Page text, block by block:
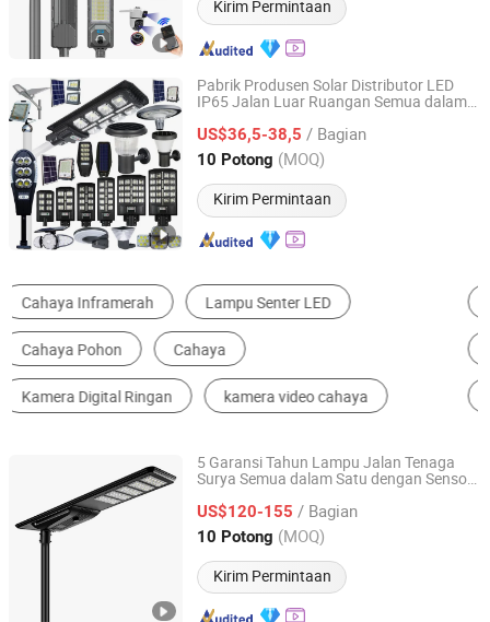
Kirim Permintaan
Pabrik Produsen Solar Distributor LED
IP65 Jalan Luar Ruangan Semua dalam
Tembok Taman Jalan
2000/1500/1000/800/600/500/400/300/
US$36,5-38,5 / Bagian
10 Potong (MOQ)
Kirim Permintaan
Zhongshan YAYE Lighting Co., Ltd.
Guangdong, China Harga mulai 2009
Lampu Surya Peralatan Diagnosis Medis
Perlengkapan Operasi Lampu Jalanan LED
Lampu Jalanan Lampu Panggung LED
5 Garansi Tahun Lampu Jalan Tenaga
Surya Semua dalam Satu dengan Sensor
US$120-155 / Bagian
10 Potong (MOQ)
Kirim Permintaan
Ningbo Jovesun Intelligent Technology Co., Ltd
Zhejiang, China Harga mulai 2025